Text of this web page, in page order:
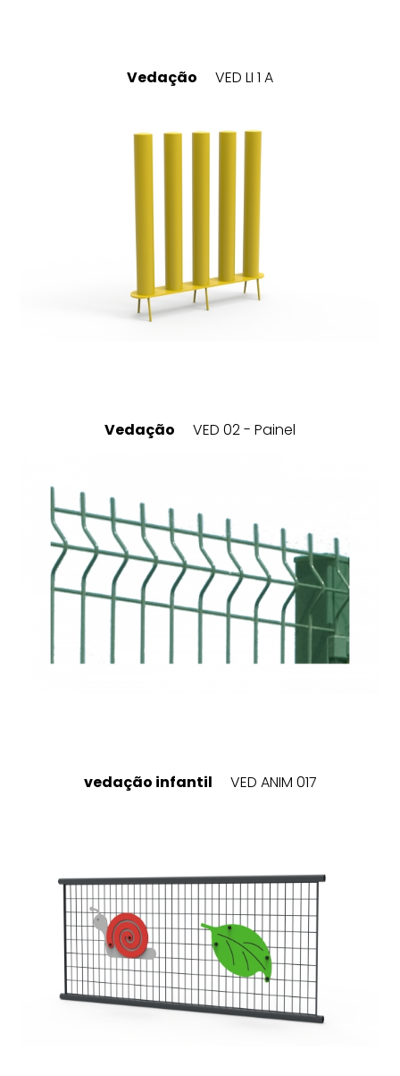
Vedação VED LI 1 A
Vedação VED 02 - Painel
vedação infantil VED ANIM 017